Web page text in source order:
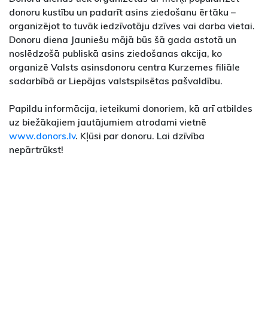
donoru kustību un padarīt asins ziedošanu ērtāku –
organizējot to tuvāk iedzīvotāju dzīves vai darba vietai.
Donoru diena Jauniešu mājā būs šā gada astotā un
noslēdzošā publiskā asins ziedošanas akcija, ko
organizē Valsts asinsdonoru centra Kurzemes filiāle
sadarbībā ar Liepājas valstspilsētas pašvaldību.
Papildu informācija, ieteikumi donoriem, kā arī atbildes
uz biežākajiem jautājumiem atrodami vietnē
www.donors.lv. Kļūsi par donoru. Lai dzīvība
nepārtrūkst!